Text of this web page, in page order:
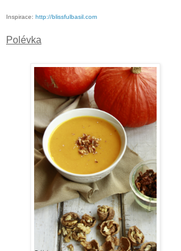
Inspirace: http://blissfulbasil.com
Polévka